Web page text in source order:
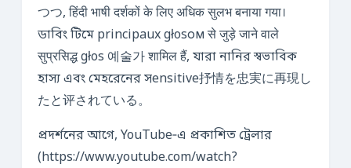
つつ, हिंदी भाषी दर्शकों के लिए अधिक सुलभ बनाया गया।
ডাবিং টিমে principaux głosом से जुड़े जाने वाले
सुप्रसिद्ध głos 예술가 शामिल हैं, যারা নানির স্বভাবিক
হাস্য এবং মেহরেনের সensitive抒情を忠実に再現し
たと评されている。
প্রদর্শনের আগে, YouTube‑এ প্রকাশিত ট্রেলার
(https://www.youtube.com/watch?